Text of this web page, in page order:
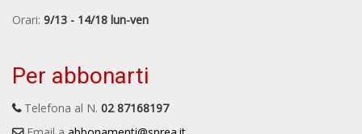
Orari: 9/13 - 14/18 lun-ven
Per abbonarti
Telefona al N. 02 87168197